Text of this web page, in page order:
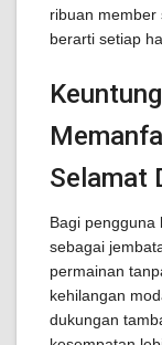
ribuan member
berarti setiap
Selamat
Bagi pengguna
sebagai
permainan
kehilangan
dukungan